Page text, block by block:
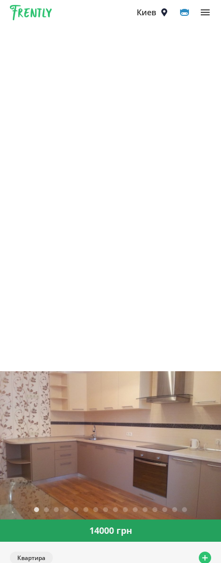
Frently Киев
Выберите город
14000 грн
Квартира